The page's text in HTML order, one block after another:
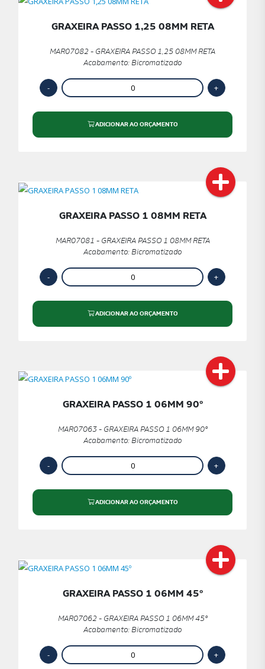
GRAXEIRA PASSO 1,25 08MM RETA
MAR07082 - GRAXEIRA PASSO 1,25 08MM RETA
Acabamento: Bicromatizado
ADICIONAR AO ORÇAMENTO
GRAXEIRA PASSO 1 08MM RETA
MAR07081 - GRAXEIRA PASSO 1 08MM RETA
Acabamento: Bicromatizado
ADICIONAR AO ORÇAMENTO
GRAXEIRA PASSO 1 06MM 90º
MAR07063 - GRAXEIRA PASSO 1 06MM 90º
Acabamento: Bicromatizado
ADICIONAR AO ORÇAMENTO
GRAXEIRA PASSO 1 06MM 45º
MAR07062 - GRAXEIRA PASSO 1 06MM 45º
Acabamento: Bicromatizado